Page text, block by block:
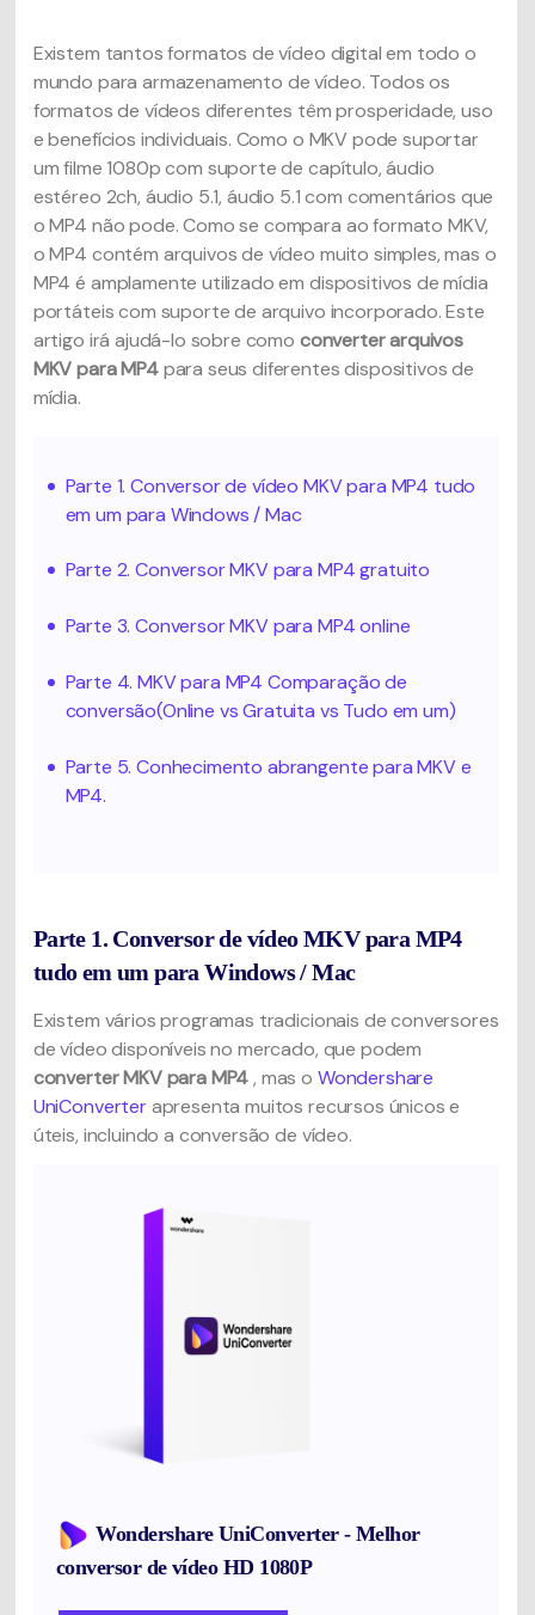
Existem tantos formatos de vídeo digital em todo o
mundo para armazenamento de vídeo. Todos os
formatos de vídeos diferentes têm prosperidade, uso
e benefícios individuais. Como o MKV pode suportar
um filme 1080p com suporte de capítulo, áudio
estéreo 2ch, áudio 5.1, áudio 5.1 com comentários que
o MP4 não pode. Como se compara ao formato MKV,
o MP4 contém arquivos de vídeo muito simples, mas o
MP4 é amplamente utilizado em dispositivos de mídia
portáteis com suporte de arquivo incorporado. Este
artigo irá ajudá-lo sobre como converter arquivos
MKV para MP4para seus diferentes dispositivos de
mídia.
Parte 1. Conversor de vídeo MKV para MP4 tudo
em um para Windows / Mac
Parte 2. Conversor MKV para MP4 gratuito
Parte 3. Conversor MKV para MP4 online
Parte 4. MKV para MP4 Comparação de
conversão(Online vs Gratuita vs Tudo em um)
Parte 5. Conhecimento abrangente para MKV e
MP4.
Parte 1. Conversor de vídeo MKV para MP4
tudo em um para Windows / Mac
Existem vários programas tradicionais de conversores
de vídeo disponíveis no mercado, que podem
converter MKV para MP4, mas o Wondershare
UniConverterapresenta muitos recursos únicos e
úteis, incluindo a conversão de vídeo.
Wondershare UniConverter - Melhor
conversor de vídeo HD 1080P